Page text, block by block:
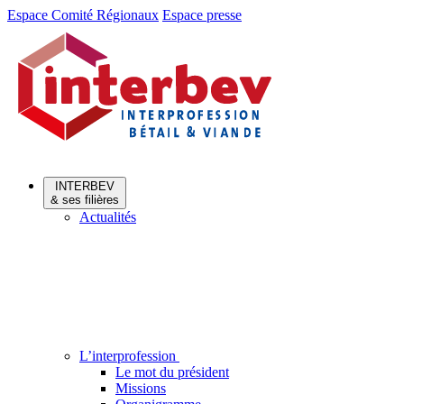
Aller
Aller
contenu
Espace Comité Régionaux Espace presse
INTERBEV
& ses filières
Actualités
L’interprofession
Le mot du président
Missions